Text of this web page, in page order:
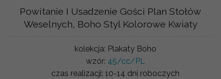
Powitanie I Usadzenie Gości Plan Stołów
Weselnych, Boho Styl Kolorowe Kwiaty
kolekcja: Plakaty Boho
wzór: 45/cc/PL
czas realizacji: 10-14 dni roboczych